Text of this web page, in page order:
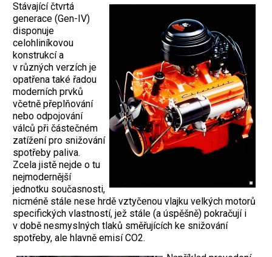
Stávající čtvrtá
generace (Gen-IV)
disponuje
celohliníkovou
konstrukcí a
v různých verzích je
opatřena také řadou
moderních prvků
včetně přeplňování
nebo odpojování
válců při částečném
zatížení pro snižování
spotřeby paliva.
Zcela jistě nejde o tu
nejmodernější
jednotku současnosti,
nicméně stále nese hrdě vztyčenou vlajku velkých motorů
specifických vlastností, jež stále (a úspěšně) pokračují i
v době nesmyslných tlaků směřujících ke snižování
spotřeby, ale hlavně emisí CO2.